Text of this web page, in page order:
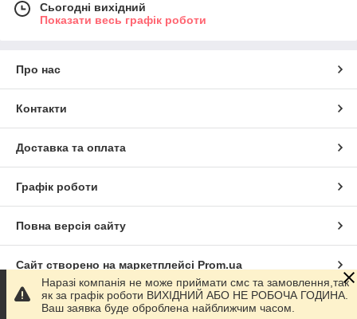
Сьогодні вихідний
Показати весь графік роботи
Про нас
Контакти
Доставка та оплата
Графік роботи
Повна версія сайту
Сайт створено на маркетплейсі Prom.ua
Політика конфіденційності
Наразі компанія не може приймати смс та замовлення,так
як за графік роботи ВИХІДНИЙ АБО НЕ РОБОЧА ГОДИНА.
Ваш заявка буде оброблена найближчим часом.